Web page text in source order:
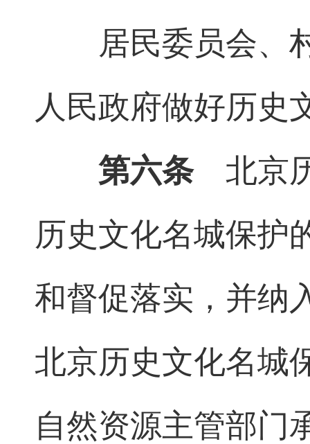
居民委员会、
人民政府做好历史
第六条北京历
历史文化名城保护
和督促落实，并纳
北京历史文化名城
自然资源主管部门